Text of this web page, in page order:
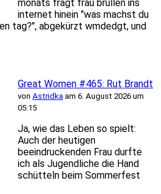
monats fragt frau brüllen ins
internet hinein "was machst du
tag?", abgekürzt wmdedgt, und
Great Women #465: Rut Brandt
von Astridka am 6. August 2026 um
05:15
Ja, wie das Leben so spielt:
Auch der heutigen
beeindruckenden Frau durfte
ich als Jugendliche die Hand
schütteln beim Sommerfest